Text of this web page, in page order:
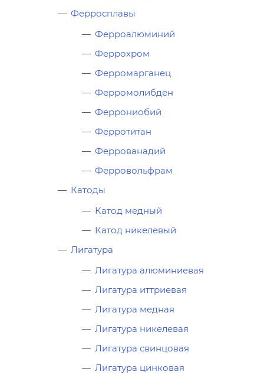
Ферросплавы
Ферроалюминий
Феррохром
Ферромарганец
Ферромолибден
Феррониобий
Ферротитан
Феррованадий
Ферровольфрам
Катоды
Катод медный
Катод никелевый
Лигатура
Лигатура алюминиевая
Лигатура иттриевая
Лигатура медная
Лигатура никелевая
Лигатура свинцовая
Лигатура цинковая